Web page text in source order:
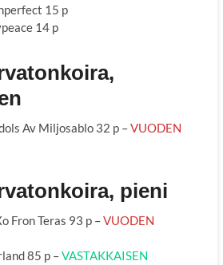
15 p
14 p
Av Miljosablo 32 p –VUODEN
pieni
Fron Teras 93 p –VUODEN
85 p –VASTAKKAISEN